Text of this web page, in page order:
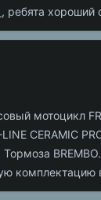
, ребята хороший
мотоцикл
CERAMIC
комплектацию